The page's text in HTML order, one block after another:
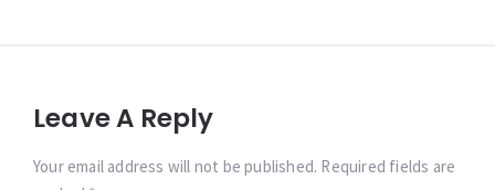
Leave A Reply
Your email address will not be published. Required fields are